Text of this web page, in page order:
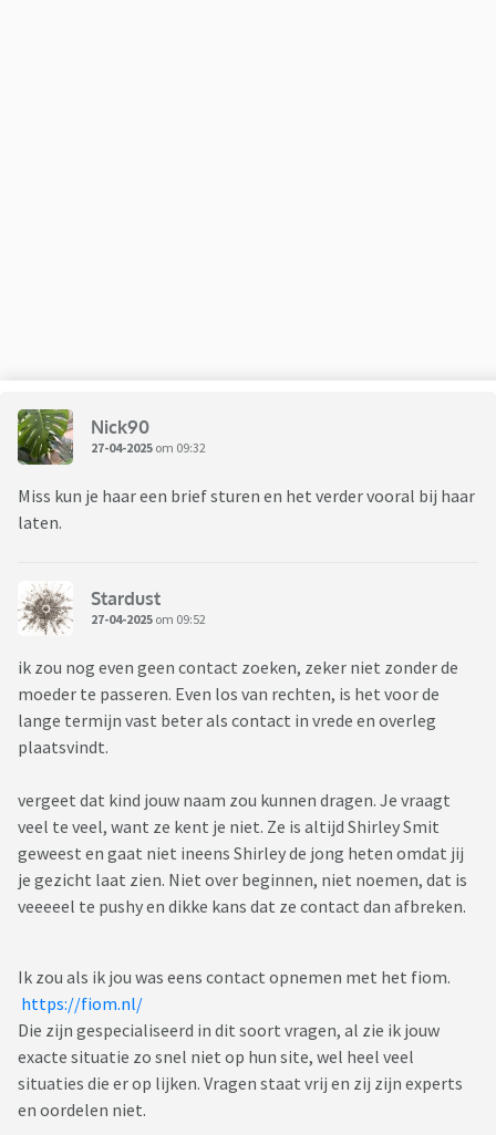
Nick90
27-04-2025 om 09:32
Miss kun je haar een brief sturen en het verder vooral bij haar
laten.
Stardust
27-04-2025 om 09:52
ik zou nog even geen contact zoeken, zeker niet zonder de
moeder te passeren. Even los van rechten, is het voor de
lange termijn vast beter als contact in vrede en overleg
plaatsvindt.
vergeet dat kind jouw naam zou kunnen dragen. Je vraagt
veel te veel, want ze kent je niet. Ze is altijd Shirley Smit
geweest en gaat niet ineens Shirley de jong heten omdat jij
je gezicht laat zien. Niet over beginnen, niet noemen, dat is
veeeeel te pushy en dikke kans dat ze contact dan afbreken.
Ik zou als ik jou was eens contact opnemen met het fiom.
https://fiom.nl/
Die zijn gespecialiseerd in dit soort vragen, al zie ik jouw
exacte situatie zo snel niet op hun site, wel heel veel
situaties die er op lijken. Vragen staat vrij en zij zijn experts
en oordelen niet.